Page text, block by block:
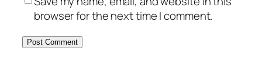
browser for the next time I comment.